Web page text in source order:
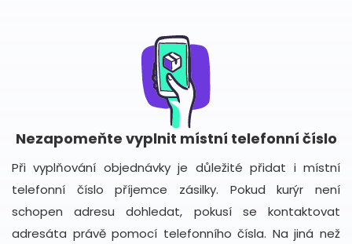
Nezapomeňte vyplnit místní telefonní číslo
Při vyplňování objednávky je důležité přidat i místní
telefonní číslo příjemce zásilky. Pokud kurýr není
schopen adresu dohledat, pokusí se kontaktovat
adresáta právě pomocí telefonního čísla. Na jiná než